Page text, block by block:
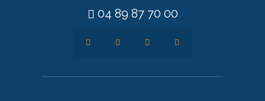
04 89 87 70 00